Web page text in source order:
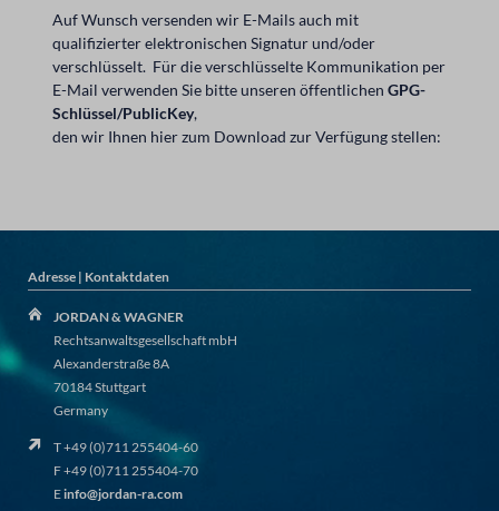
Auf Wunsch versenden wir E-Mails auch mit
qualifizierter elektronischen Signatur und/oder
verschlüsselt. Für die verschlüsselte Kommunikation per
E-Mail verwenden Sie bitte unseren öffentlichen GPG-
Schlüssel/PublicKey,
den wir Ihnen hier zum Download zur Verfügung stellen:
Adresse | Kontaktdaten
JORDAN & WAGNER
Rechtsanwaltsgesellschaft mbH
Alexanderstraße 8A
70184 Stuttgart
Germany
T +49 (0)711 255404-60
F +49 (0)711 255404-70
Einfo@jordan-ra.com